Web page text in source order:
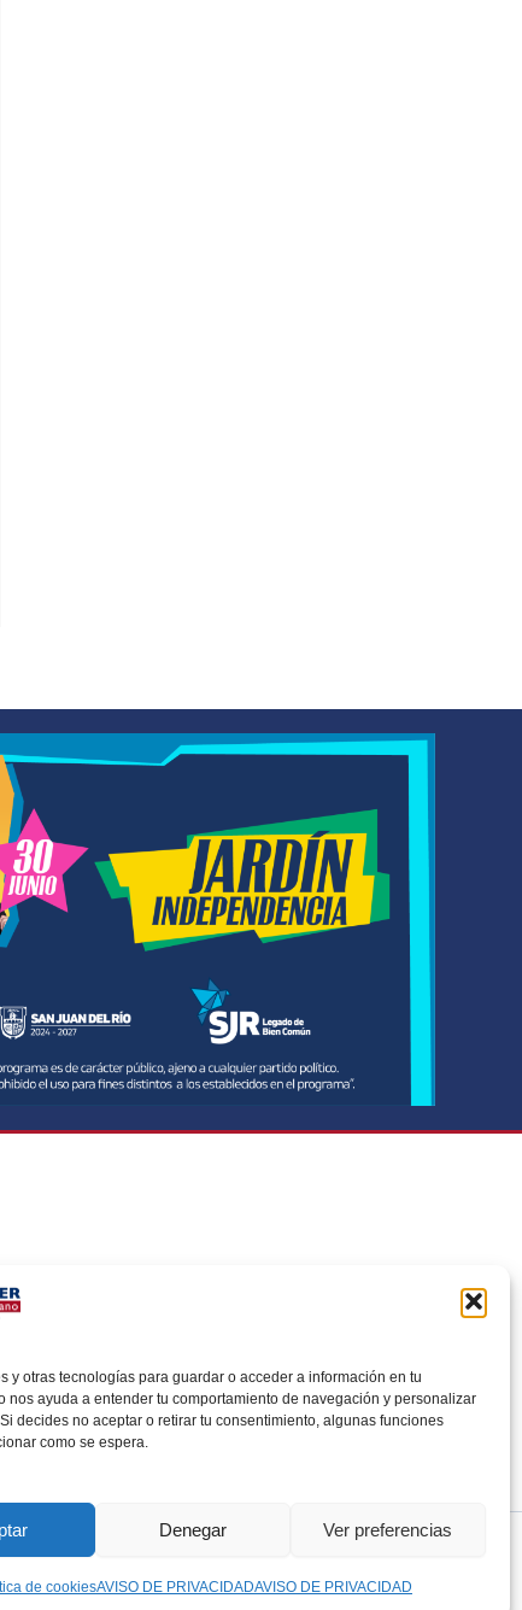
y otras tecnologías para guardar o acceder a información en tu
nos ayuda a entender tu comportamiento de navegación y personalizar
decides no aceptar o retirar tu consentimiento, algunas funciones
como se espera.
Denegar Ver preferencias
de cookiesAVISO DE PRIVACIDADAVISO DE PRIVACIDAD